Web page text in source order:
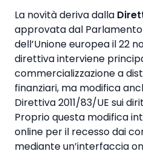
La novità deriva dalla
approvata dal
dell’Unione europea il 22
direttiva interviene
commercializzazione a
finanziari, ma modifica
Direttiva 2011/83/UE sui
Proprio questa modifica
online per il recesso dai
mediante un’interfaccia